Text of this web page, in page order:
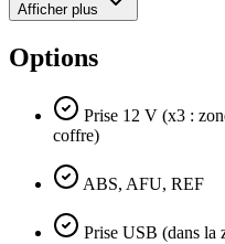
Afficher plus
Options
Prise 12 V (x3 :
coffre)
ABS, AFU, REF
Prise USB (dans la